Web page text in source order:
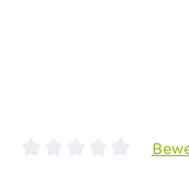
Durchschnittliche